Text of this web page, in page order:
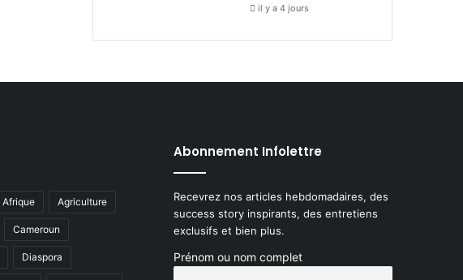
il y a 4 jours
Afrique Agriculture
Cameroun
Diaspora
Abonnement Infolettre
Recevrez nos articles hebdomadaires, des
success story inspirants, des entretiens
exclusifs et bien plus.
Prénom ou nom complet